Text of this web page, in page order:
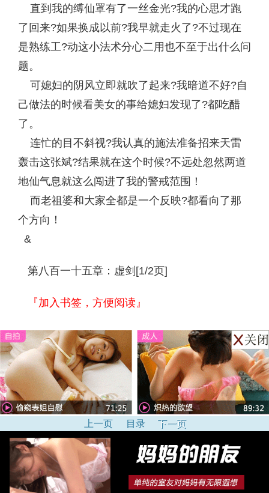
直到我的缚仙罩有了一丝金光?我的心思才跑
了回来?如果换成以前?我早就走火了?不过现在
是熟练工?动这小法术分心二用也不至于出什么问
题。
可媳妇的阴风立即就吹了起来?我暗道不好?自
己做法的时候看美女的事给媳妇发现了?都吃醋
了。
连忙的目不斜视?我认真的施法准备招来天雷
轰击这张斌?结果就在这个时候?不远处忽然两道
地仙气息就这么闯进了我的警戒范围！
而老祖婆和大家全都是一个反映?都看向了那
个方向！
&
第八百一十五章：虚剑[1/2页]
『加入书签，方便阅读』
上一页 目录 下一页